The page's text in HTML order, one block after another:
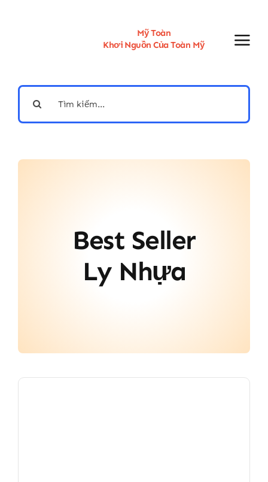
Mỹ Toàn
Khơi Nguồn Của Toàn Mỹ
Search
Best Seller
Ly Nhựa